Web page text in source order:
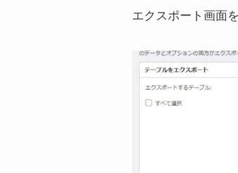
エクスポート画面